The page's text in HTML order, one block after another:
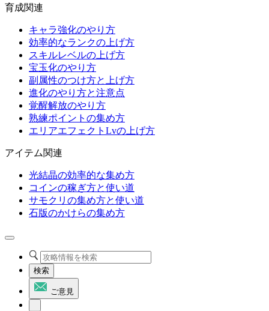
育成関連
キャラ強化のやり方
効率的なランクの上げ方
スキルレベルの上げ方
宝玉化のやり方
副属性のつけ方と上げ方
進化のやり方と注意点
覚醒解放のやり方
熟練ポイントの集め方
エリアエフェクトLvの上げ方
アイテム関連
光結晶の効率的な集め方
コインの稼ぎ方と使い道
サモクリの集め方と使い道
石版のかけらの集め方
検索
ご意見